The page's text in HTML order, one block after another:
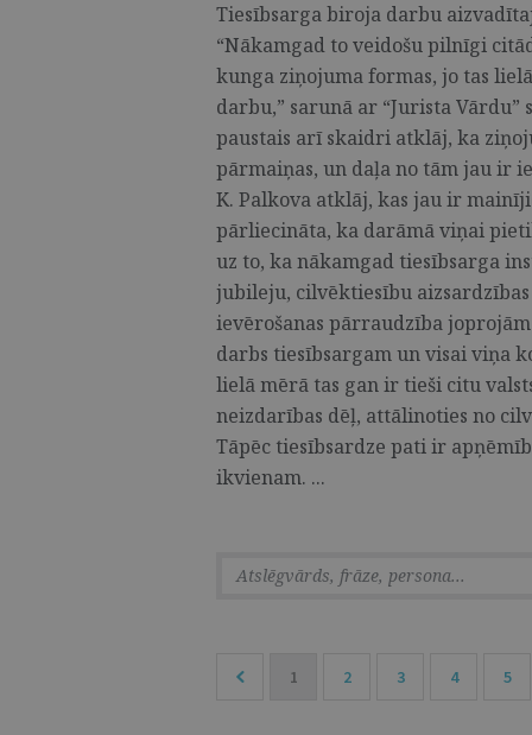
Tiesībsarga biroja darbu
“Nākamgad to veidošu pilnīgi
kunga ziņojuma formas, jo tas
darbu,” sarunā ar “Jurista Vārdu”
paustais arī skaidri atklāj, ka
pārmaiņas, un daļa no tām jau ir
K. Palkova atklāj, kas jau ir
pārliecināta, ka darāmā viņai
uz to, ka nākamgad tiesībsarga
jubileju, cilvēktiesību
ievērošanas pārraudzība
darbs tiesībsargam un visai viņa
lielā mērā tas gan ir tieši citu
neizdarības dēļ, attālinoties no
Tāpēc tiesībsardze pati ir
ikvienam. ...
1 2 3 4 5